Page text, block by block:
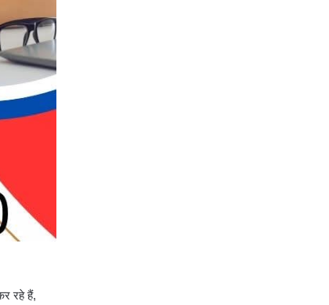
रहे हैं,